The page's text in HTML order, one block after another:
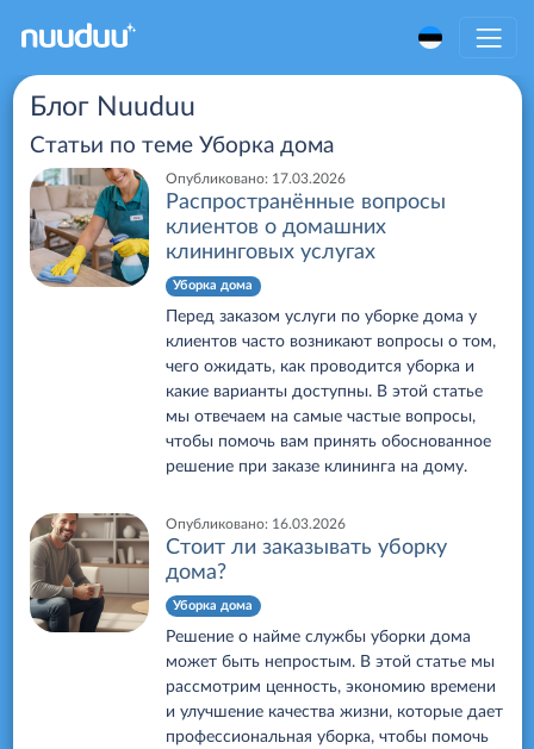
Блог Nuuduu
Статьи по темеУборка дома
Опубликовано: 17.03.2026
Распространённые вопросы
клиентов о домашних
клининговых услугах
Уборка дома
Перед заказом услуги по уборке дома у
клиентов часто возникают вопросы о том,
чего ожидать, как проводится уборка и
какие варианты доступны. В этой статье
мы отвечаем на самые частые вопросы,
чтобы помочь вам принять обоснованное
решение при заказе клининга на дому.
Опубликовано: 16.03.2026
Стоит ли заказывать уборку
дома?
Уборка дома
Решение о найме службы уборки дома
может быть непростым. В этой статье мы
рассмотрим ценность, экономию времени
и улучшение качества жизни, которые дает
профессиональная уборка, чтобы помочь